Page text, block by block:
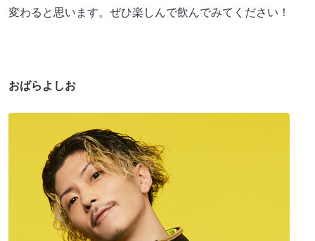
変わると思います。ぜひ楽しんで飲んでみてください！
おばらよしお